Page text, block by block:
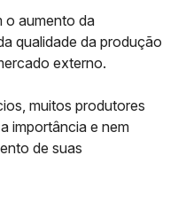
o aumento da
qualidade da produção
externo.
muitos produtores
importância e nem
de suas